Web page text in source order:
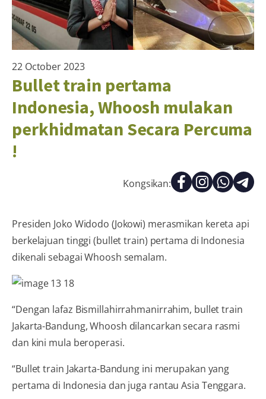
22 October 2023
Bullet train pertama
Indonesia, Whoosh mulakan
perkhidmatan Secara Percuma
!
Kongsikan:
Presiden Joko Widodo (Jokowi) merasmikan kereta api
berkelajuan tinggi (bullet train) pertama di Indonesia
dikenali sebagai Whoosh semalam.
“Dengan lafaz Bismillahirrahmanirrahim, bullet train
Jakarta-Bandung, Whoosh dilancarkan secara rasmi
dan kini mula beroperasi.
“Bullet train Jakarta-Bandung ini merupakan yang
pertama di Indonesia dan juga rantau Asia Tenggara.